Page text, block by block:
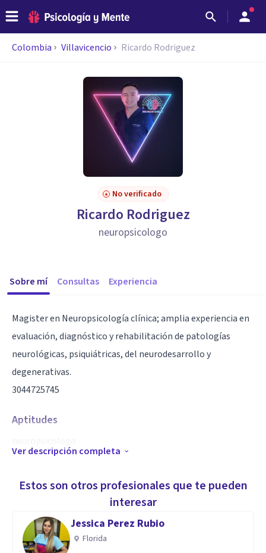
Colombia Villavicencio Ricardo Rodriguez
No verificado
Ricardo Rodriguez
neuropsicologo
Sobre mí Consultas Experiencia
Magister en Neuropsicología clínica; amplia experiencia en
evaluación, diagnóstico y rehabilitación de patologías
neurológicas, psiquiátricas, del neurodesarrollo y
degenerativas.
3044725745
Aptitudes
psicologo clinico
Ver descripción completa
Estos son otros profesionales que te pueden
interesar
Jessica Perez Rubio
Florida